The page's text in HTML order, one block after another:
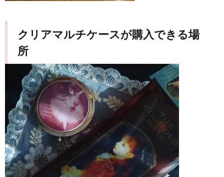
クリアマルチケースが購入できる場
所